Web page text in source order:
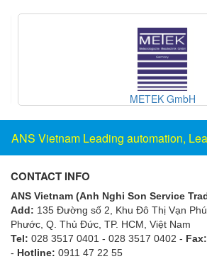
EBMPAPST
ECKERLE
Ecom-EX
ECONEX
Edward
EES
METEK GmbH
ANS Vietnam Leading automation,
CONTACT INFO
ANS Vietnam (Anh Nghi Son Service
Add: 135 Đường số 2, Khu Đô Thị Vạn
Phước, Q. Thủ Đức, TP. HCM , Việt Nam
Tel: 028 3517 0401 - 028 3517 0402 - Fax:
- Hotline: 0911 47 22 55